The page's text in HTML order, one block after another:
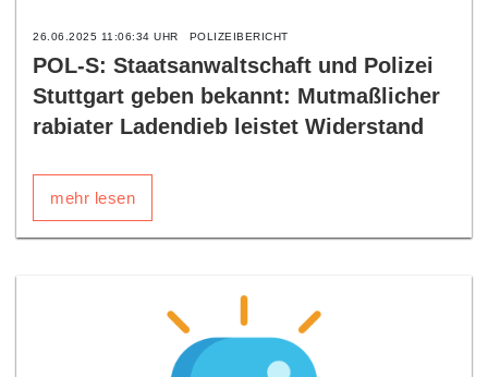
26.06.2025 11:06:34 UHR POLIZEIBERICHT
POL-S: Staatsanwaltschaft und Polizei
Stuttgart geben bekannt: Mutmaßlicher
rabiater Ladendieb leistet Widerstand
mehr lesen